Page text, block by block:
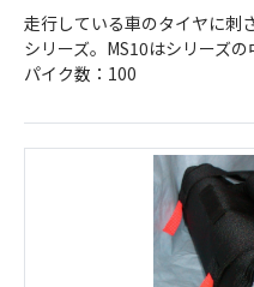
走行している車のタイヤに刺
シリーズ。MS10はシリーズ
パイク数：100